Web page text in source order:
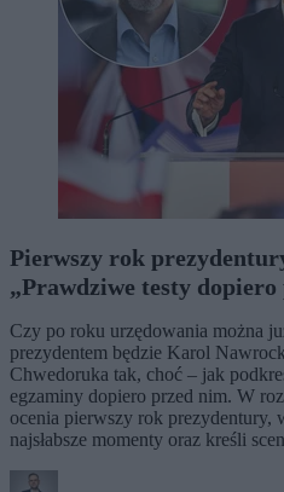
Pierwszy rok
„Prawdziwe testy
Czy po roku urzędowania można
prezydentem będzie Karol
Chwedoruka tak, choć – jak
egzaminy dopiero przed nim. W
ocenia pierwszy rok prezydentury,
najsłabsze momenty oraz kreśli